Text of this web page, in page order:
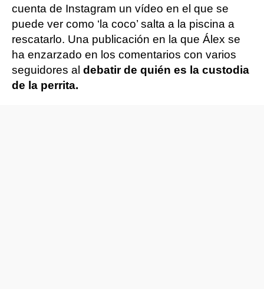
cuenta de Instagram un vídeo en el que se
puede ver como ‘la coco’ salta a la piscina a
rescatarlo. Una publicación en la que Álex se
ha enzarzado en los comentarios con varios
seguidores al debatir de quién es la custodia
de la perrita.